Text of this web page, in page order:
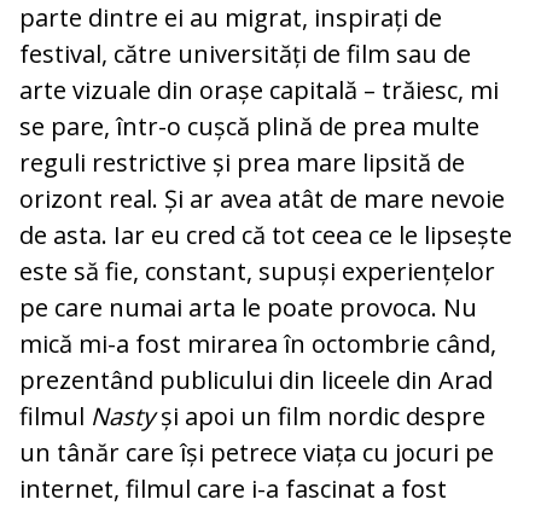
parte dintre ei au migrat, inspirați de
festival, către universități de film sau de
arte vizuale din orașe capitală – trăiesc, mi
se pare, într-o cușcă plină de prea multe
reguli restrictive și prea mare lipsită de
orizont real. Și ar avea atât de mare nevoie
de asta. Iar eu cred că tot ceea ce le lipsește
este să fie, constant, supuși experiențelor
pe care numai arta le poate provoca. Nu
mică mi-a fost mirarea în octombrie când,
prezentând publicului din liceele din Arad
filmul Nastyși apoi un film nordic despre
un tânăr care își petrece viața cu jocuri pe
internet, filmul care i-a fascinat a fost